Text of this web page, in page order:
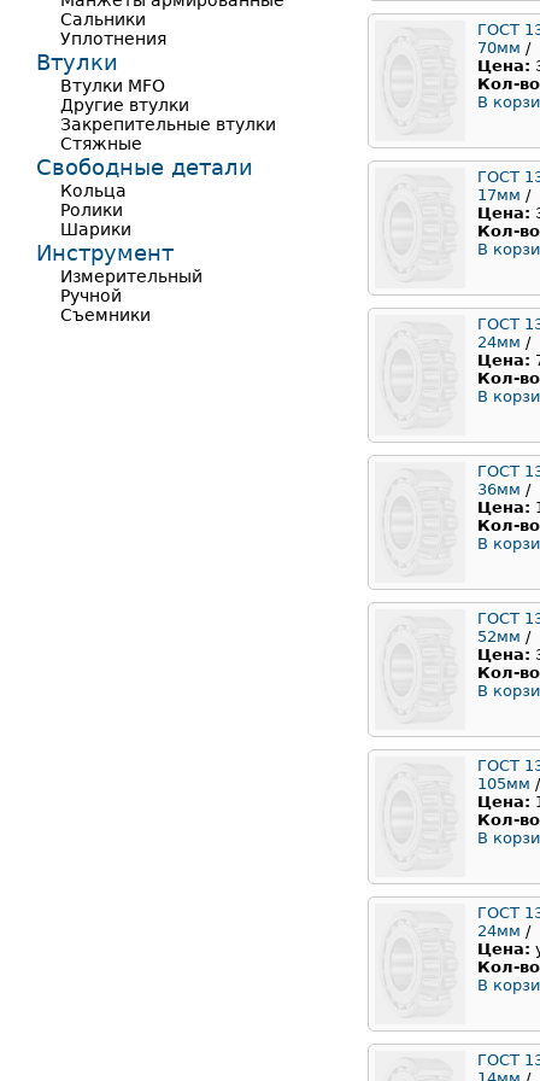
ГОСТ
70мм /
Цена:
Кол-
В
ГОСТ
17мм /
Цена:
Кол-
В
ГОСТ
24мм /
Цена:
Кол-
В
ГОСТ
36мм /
Цена:
Кол-
В
ГОСТ
52мм /
Цена:
Кол-
В
ГОСТ
105мм /
Цена:
Кол-
В
ГОСТ
24мм /
Цена:
Кол-
В
ГОСТ
Сальники
Уплотнения
Втулки
Втулки MFO
Другие втулки
Закрепительные втулки
Стяжные
Свободные детали
Кольца
Ролики
Шарики
Инструмент
Измерительный
Ручной
Съемники